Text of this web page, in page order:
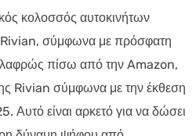
κολοσσός αυτοκινήτων
Rivian, σύμφωνα με πρόσφατη
πίσω από την Amazon,
Rivian σύμφωνα με την έκθεση
Αυτό είναι αρκετό για να δώσει